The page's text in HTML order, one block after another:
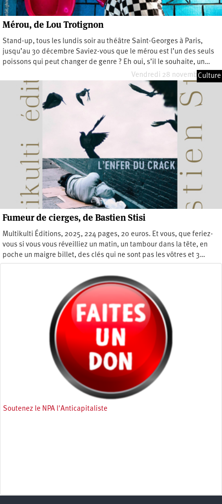
Mérou, de Lou Trotignon
Stand-up, tous les lundis soir au théâtre Saint-Georges à Paris,
jusqu’au 30 décembre Saviez-vous que le mérou est l’un des seuls
poissons qui peut changer de genre ? Eh oui, s’il le souhaite, un…
Vendredi 28 novembre 2025
Culture
Fumeur de cierges, de Bastien Stisi
Multikulti Éditions, 2025, 224 pages, 20 euros. Et vous, que feriez-
vous si vous vous réveilliez un matin, un tambour dans la tête, en
poche un maigre billet, des clés qui ne sont pas les vôtres et 3…
Soutenez le NPA l'Anticapitaliste